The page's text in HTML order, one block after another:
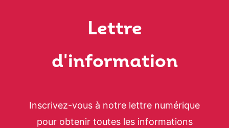
Lettre
d'information
Inscrivez-vous à notre lettre numérique
pour obtenir toutes les informations